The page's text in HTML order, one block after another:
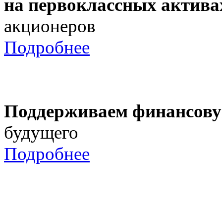
на первоклассных
акционеров
Подробнее
Поддерживаем
будущего
Подробнее